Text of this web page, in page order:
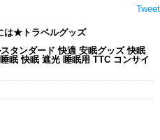
Tweet
は★トラベルグッズ
タンダード 快適 安眠グッズ 快眠
眠 快眠 遮光 睡眠用 TTC コンサイ